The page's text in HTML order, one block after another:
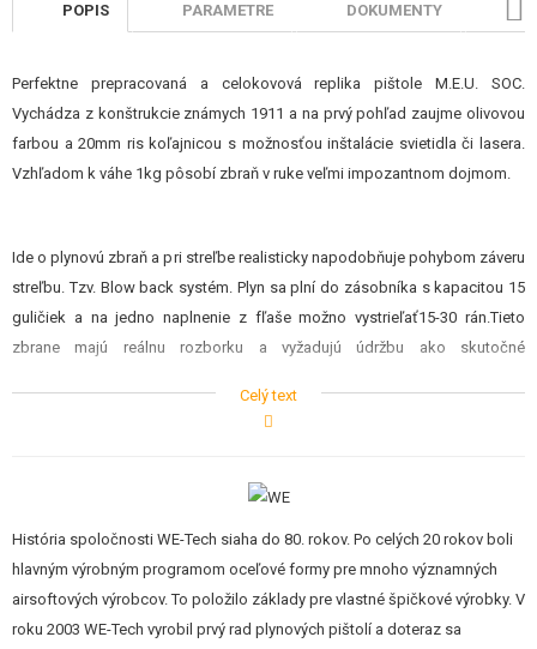
JEDLO
REKLAMNÉ PREDMETY
POŠKODENÝ, POUŽITÝ TOVAR
ZĽAVY, AKCIE
KONTAKT
POPIS PARAMETRE DOKUMENTY
Perfektne prepracovaná a celokovová replika pištole M.E.U. SOC.
Vychádza z konštrukcie známych 1911 a na prvý pohľad zaujme olivovou
farbou a 20mm ris koľajnicou s možnosťou inštalácie svietidla či lasera.
Vzhľadom k váhe 1kg pôsobí zbraň v ruke veľmi impozantnom dojmom.
Ide o plynovú zbraň a pri streľbe realisticky napodobňuje pohybom záveru
streľbu. Tzv. Blow back systém. Plyn sa plní do zásobníka s kapacitou 15
guličiek a na jedno naplnenie z fľaše možno vystrieľať15-30 rán.Tieto
zbrane majú reálnu rozborku a vyžadujú údržbu ako skutočné
vhľadom, hmotnosťou, funkcií a konštrukcií približujú svojim reálnym
Celý text
História spoločnosti WE-Tech siaha do 80. rokov. Po celých 20 rokov boli
hlavným výrobným programom oceľové formy pre mnoho významných
airsoftových výrobcov. To položilo základy pre vlastné špičkové výrobky. V
roku 2003 WE-Tech vyrobil prvý rad plynových pištolí a doteraz sa